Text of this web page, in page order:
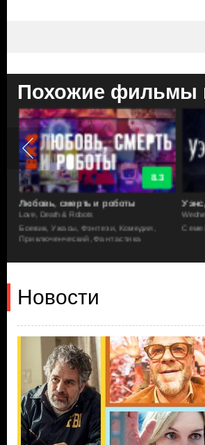
Похожие фильмы
8.3
Любовь, смерть и роботы
Love, Death & Robots
Боевик, Ужасы, Фэнтези, Комедия,
Приключенческий, Фантастика
Новости